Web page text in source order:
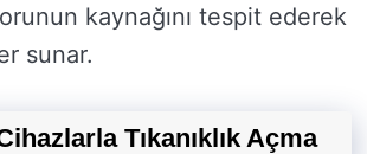
kaynağını tespit ederek
sunar.
Tıkanıklık Açma